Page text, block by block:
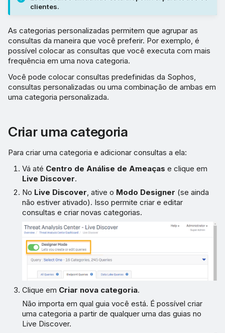
clientes.
As categorias personalizadas permitem que agrupar as
consultas da maneira que você preferir. Por exemplo, é
possível colocar as consultas que você executa com mais
frequência em uma nova categoria.
Você pode colocar consultas predefinidas da Sophos,
consultas personalizadas ou uma combinação de ambas em
uma categoria personalizada.
Criar uma categoria
Para criar uma categoria e adicionar consultas a ela:
Vá até Centro de Análise de Ameaças e clique em
Live Discover.
No Live Discover, ative o Modo Designer (se ainda
não estiver ativado). Isso permite criar e editar
consultas e criar novas categorias.
Clique em Criar nova categoria.
Não importa em qual guia você está. É possível criar
uma categoria a partir de qualquer uma das guias no
Live Discover.